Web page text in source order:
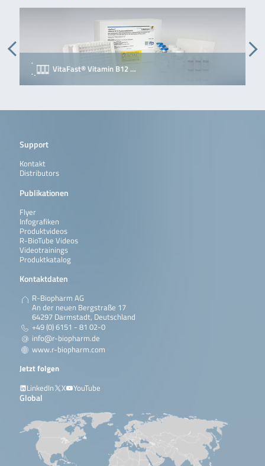
VitaFast® Vitamin B12 …
Support
Kontakt
Distributors
Publikationen
Flyer
Infografiken
Produktvideos
R-BioTube Videos
Videotrainings
Produktkatalog
Kontaktdaten
R-Biopharm AG
An der neuen Bergstraße 17
64297 Darmstadt, Deutschland
+49 (0) 6151 - 81 02-0
info@r-biopharm.de
www.r-biopharm.com
Jetzt folgen
LinkedIn
X YouTube
Global